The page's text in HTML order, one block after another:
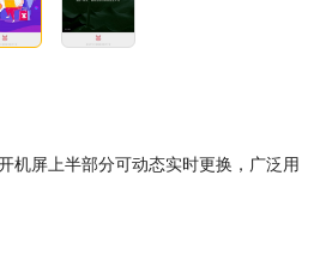
机屏上半部分可动态实时更换，广泛用